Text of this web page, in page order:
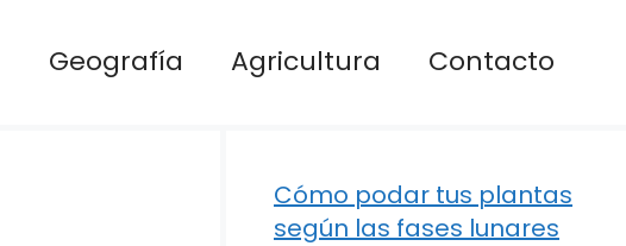
Geografía Agricultura Contacto
Cómo podar tus plantas
según las fases lunares